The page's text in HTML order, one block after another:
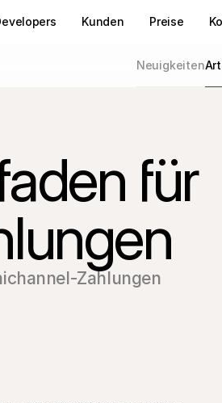
Kunden Preise
Neuigkeiten
für
Zahlungen